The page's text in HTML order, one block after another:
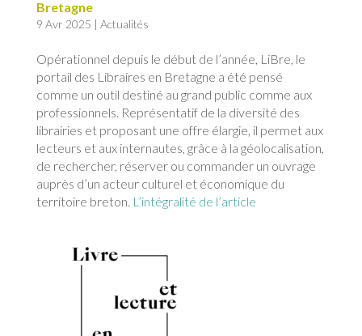
Bretagne
9 Avr 2025 | Actualités
Opérationnel depuis le début de l’année, LiBre, le
portail des Libraires en Bretagne a été pensé
comme un outil destiné au grand public comme aux
professionnels. Représentatif de la diversité des
librairies et proposant une offre élargie, il permet aux
lecteurs et aux internautes, grâce à la géolocalisation,
de rechercher, réserver ou commander un ouvrage
auprès d’un acteur culturel et économique du
territoire breton. L’intégralité de l’article